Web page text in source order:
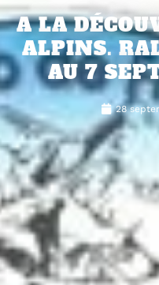
A LA
ALPINS.
AU 7
28